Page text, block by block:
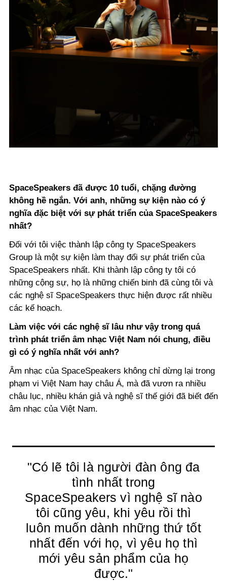
SpaceSpeakers đã được 10 tuổi, chặng đường
không hề ngắn. Với anh, những sự kiện nào có ý
nghĩa đặc biệt với sự phát triển của SpaceSpeakers
nhất?
Đối với tôi việc thành lập công ty SpaceSpeakers
Group là một sự kiện làm thay đổi sự phát triển của
SpaceSpeakers nhất. Khi thành lập công ty tôi có
những cộng sự, họ là những chiến binh đã cùng tôi và
các nghệ sĩ SpaceSpeakers thực hiện được rất nhiều
các kế hoạch.
Làm việc với các nghệ sĩ lâu như vậy trong quá
trình phát triển âm nhạc Việt Nam nói chung, điều
gì có ý nghĩa nhất với anh?
Âm nhạc của SpaceSpeakers không chỉ dừng lại trong
phạm vi Việt Nam hay châu Á, mà đã vươn ra nhiều
châu lục, nhiều khán giả và nghệ sĩ thế giới đã biết đến
âm nhạc của Việt Nam.
"Có lẽ tôi là người đàn ông đa
tình nhất trong
SpaceSpeakers vì nghệ sĩ nào
tôi cũng yêu, khi yêu rồi thì
luôn muốn dành những thứ tốt
nhất đến với họ, vì yêu họ thì
mới yêu sản phẩm của họ
được."